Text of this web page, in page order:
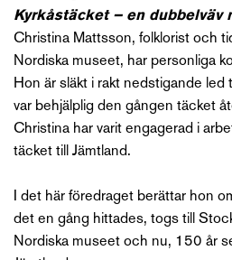
Kyrkåstäcket – en dubbelväv
Christina Mattsson, folklorist och
Nordiska museet, har personliga
Hon är släkt i rakt nedstigande led
var behjälplig den gången täcket
Christina har varit engagerad i
täcket till Jämtland.
I det här föredraget berättar hon
det en gång hittades, togs till
Nordiska museet och nu, 150 år